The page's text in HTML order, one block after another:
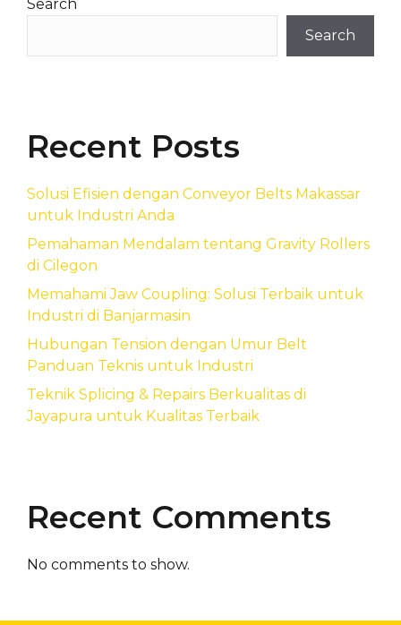
Search
Search
Recent Posts
Solusi Efisien dengan Conveyor Belts Makassar
untuk Industri Anda
Pemahaman Mendalam tentang Gravity Rollers
di Cilegon
Memahami Jaw Coupling: Solusi Terbaik untuk
Industri di Banjarmasin
Hubungan Tension dengan Umur Belt
Panduan Teknis untuk Industri
Teknik Splicing & Repairs Berkualitas di
Jayapura untuk Kualitas Terbaik
Recent Comments
No comments to show.